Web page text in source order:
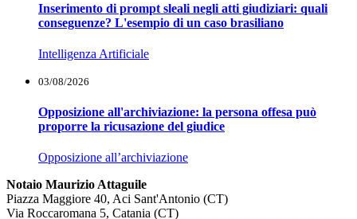
Inserimento di prompt sleali negli atti giudiziari: quali
conseguenze? L'esempio di un caso brasiliano
Intelligenza Artificiale
03/08/2026
Opposizione all'archiviazione: la persona offesa può
proporre la ricusazione del giudice
Opposizione all’archiviazione
Notaio Maurizio Attaguile
Piazza Maggiore 40, Aci Sant'Antonio (CT)
Via Roccaromana 5, Catania (CT)